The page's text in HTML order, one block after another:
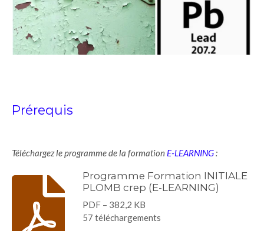
Prérequis
Téléchargez le programme de la formation E-LEARNING:
Programme Formation INITIALE
PLOMB crep (E-LEARNING)
PDF – 382,2 KB
57 téléchargements